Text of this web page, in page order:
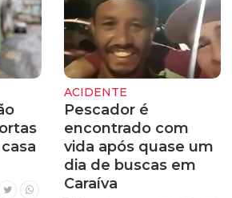
ACIDENTE
Pescador é
encontrado com
vida após quase um
dia de buscas em
Caraíva